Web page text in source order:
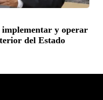
implementar y operar
del Estado